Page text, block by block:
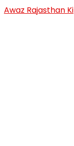
Skip
to
Awaz Rajasthan Ki